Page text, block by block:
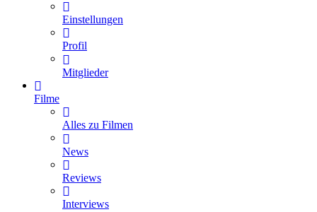
Einstellungen
Profil
Mitglieder
Filme
Alles zu Filmen
News
Reviews
Interviews